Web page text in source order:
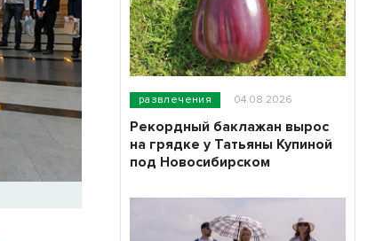
развлечения 04.08.2026
Рекордный баклажан вырос
на грядке у Татьяны Купиной
под Новосибирском